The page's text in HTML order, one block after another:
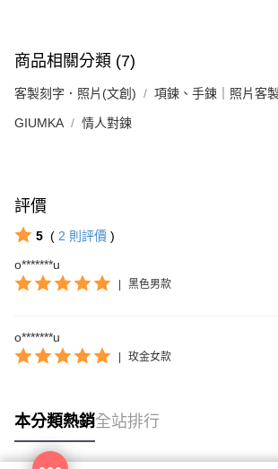
商品相關分類 (7)
客製刻字．照片(文創) 項鍊、手鍊｜照片客
GIUMKA 情人對鍊
評價
5 ( 2 則評價 )
o*******u
| 黑色男款
o*******u
| 玫金女款
本分類熱銷全站排行